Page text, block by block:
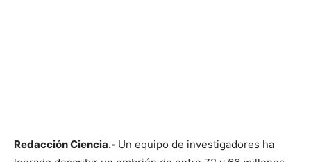
Redacción Ciencia.- Un equipo de investigadores ha